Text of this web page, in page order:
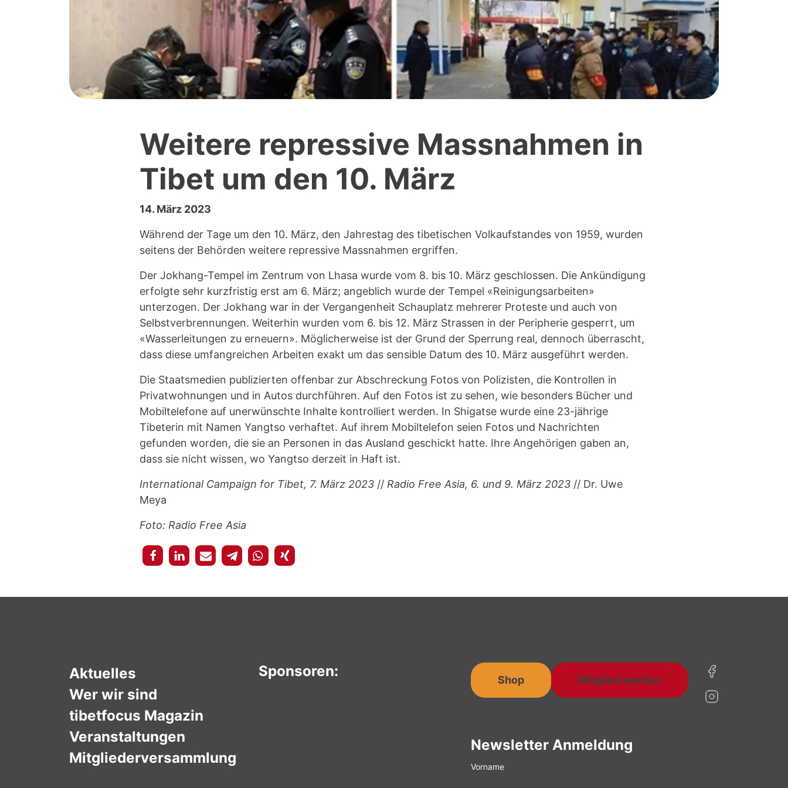
Weitere repressive Massnahmen in
Tibet um den 10. März
14. März 2023
Während der Tage um den 10. März, den Jahrestag des tibetischen Volkaufstandes von 1959, wurden
seitens der Behörden weitere repressive Massnahmen ergriffen.
Der Jokhang-Tempel im Zentrum von Lhasa wurde vom 8. bis 10. März geschlossen. Die Ankündigung
erfolgte sehr kurzfristig erst am 6. März; angeblich wurde der Tempel «Reinigungsarbeiten»
unterzogen. Der Jokhang war in der Vergangenheit Schauplatz mehrerer Proteste und auch von
Selbstverbrennungen. Weiterhin wurden vom 6. bis 12. März Strassen in der Peripherie gesperrt, um
«Wasserleitungen zu erneuern». Möglicherweise ist der Grund der Sperrung real, dennoch überrascht,
dass diese umfangreichen Arbeiten exakt um das sensible Datum des 10. März ausgeführt werden.
Die Staatsmedien publizierten offenbar zur Abschreckung Fotos von Polizisten, die Kontrollen in
Privatwohnungen und in Autos durchführen. Auf den Fotos ist zu sehen, wie besonders Bücher und
Mobiltelefone auf unerwünschte Inhalte kontrolliert werden. In Shigatse wurde eine 23-jährige
Tibeterin mit Namen Yangtso verhaftet. Auf ihrem Mobiltelefon seien Fotos und Nachrichten
gefunden worden, die sie an Personen in das Ausland geschickt hatte. Ihre Angehörigen gaben an,
dass sie nicht wissen, wo Yangtso derzeit in Haft ist.
International Campaign for Tibet, 7. März 2023 // Radio Free Asia, 6. und 9. März 2023 // Dr. Uwe
Meya
Foto: Radio Free Asia
Aktuelles
Wer wir sind
tibetfocus Magazin
Veranstaltungen
Mitgliederversammlung
Sponsoren:
Shop Mitglied werden
Newsletter Anmeldung
Vorname